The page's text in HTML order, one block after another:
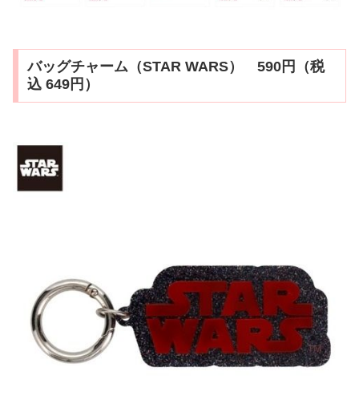
バッグチャーム（STAR WARS） 590円（税
込 649円）